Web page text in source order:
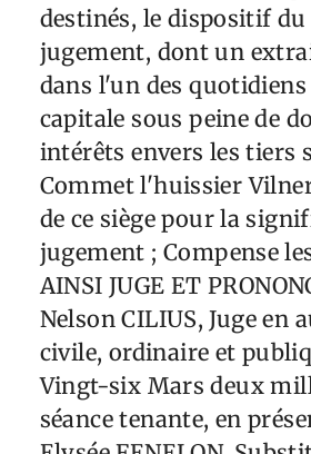
destinés, le dispositif
jugement, dont un
dans l'un des
capitale sous peine de
intérêts envers les tiers
Commet l'huissier
de ce siège pour la
jugement ; Compense
AINSI JUGE ET
Nelson CILIUS, Juge en
civile, ordinaire et
Vingt-six Mars deux
séance tenante, en